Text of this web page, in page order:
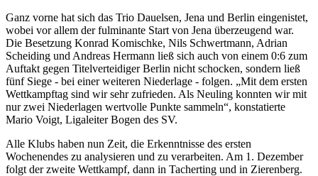
Ganz vorne hat sich das Trio Dauelsen, Jena und Berlin eingenistet,
wobei vor allem der fulminante Start von Jena überzeugend war.
Die Besetzung Konrad Komischke, Nils Schwertmann, Adrian
Scheiding und Andreas Hermann ließ sich auch von einem 0:6 zum
Auftakt gegen Titelverteidiger Berlin nicht schocken, sondern ließ
fünf Siege - bei einer weiteren Niederlage - folgen. „Mit dem ersten
Wettkampftag sind wir sehr zufrieden. Als Neuling konnten wir mit
nur zwei Niederlagen wertvolle Punkte sammeln“, konstatierte
Mario Voigt, Ligaleiter Bogen des SV.
Alle Klubs haben nun Zeit, die Erkenntnisse des ersten
Wochenendes zu analysieren und zu verarbeiten. Am 1. Dezember
folgt der zweite Wettkampf, dann in Tacherting und in Zierenberg.